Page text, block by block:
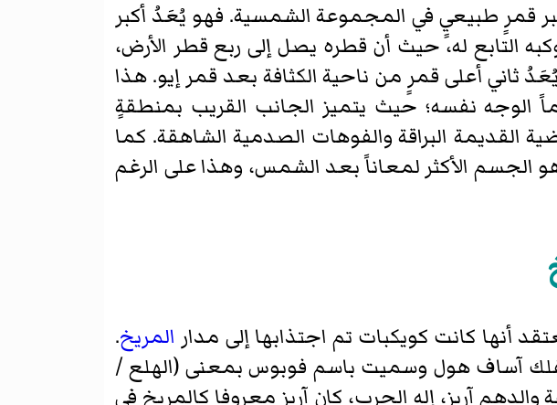
قمرٍ طبيعيٍ في المجموعة الشمسية. فهو يُعَدُ أكبر
له، حيث أن قطره يصل إلى ربع قطر الأرض،
إلى أنه يُعَدُ ثاني أعلى قمرٍ من ناحية الكثافة بعد قمر إيو. هذا
الوجه نفسه؛ حيث يتميز الجانب القريب بمنطقةٍ
القديمة البراقة والفوهات الصدمية الشاهقة. كما
الجسم الأكثر لمعاناً بعد الشمس، وهذا على الرغم
أنها كانت كويكبات تم اجتذابها إلى مدار المريخ.
حد سواء في عام 1877 من قبل عالم الفلك آساف هول وسميت باسم فوبوس بمعنى (الهلع /
آريز، إله الحرب، كان آريز معروفا كالمريخ في